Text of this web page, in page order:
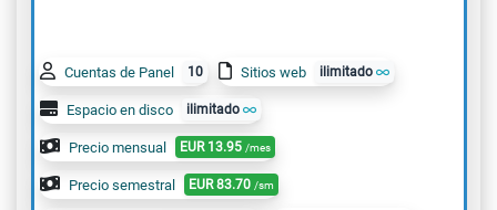
Cuentas de Panel 10 Sitios web ilimitado
Espacio en disco ilimitado
Precio mensual EUR 13.95 /mes
Precio semestral EUR 83.70 /sm